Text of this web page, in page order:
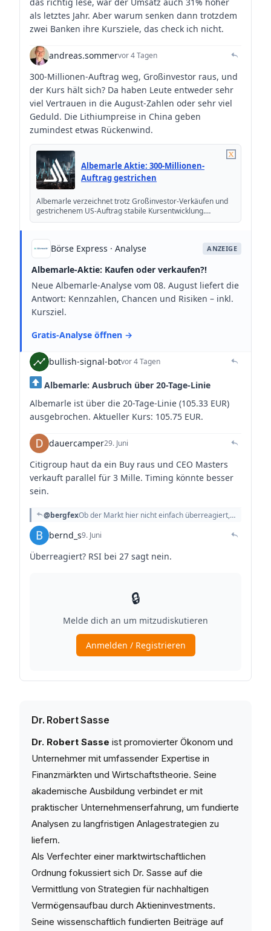
Dr. Robert Sasse
Dr. Robert Sasse ist promovierter Ökonom und
Unternehmer mit umfassender Expertise in
Finanzmärkten und Wirtschaftstheorie. Seine
akademische Ausbildung verbindet er mit
praktischer Unternehmenserfahrung, um fundierte
Analysen zu langfristigen Anlagestrategien zu
liefern.
Als Verfechter einer marktwirtschaftlichen
Ordnung fokussiert sich Dr. Sasse auf die
Vermittlung von Strategien für nachhaltigen
Vermögensaufbau durch Aktieninvestments.
Seine wissenschaftlich fundierten Beiträge auf